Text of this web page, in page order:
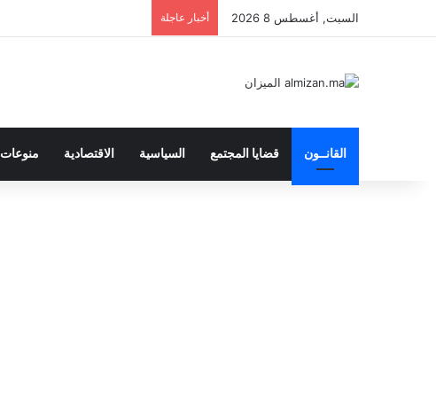
السبت, أغسطس 8 2026 أخبار عاجلة
القانــون قضايا المجتمع السياسية الاقتصادية منوعات